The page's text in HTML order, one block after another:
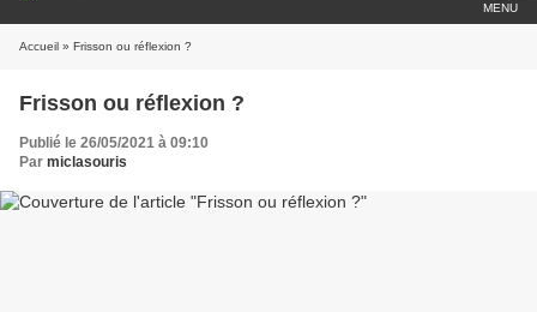
MENU
Accueil » Frisson ou réflexion ?
Frisson ou réflexion ?
Publié le 26/05/2021 à 09:10
Par miclasouris